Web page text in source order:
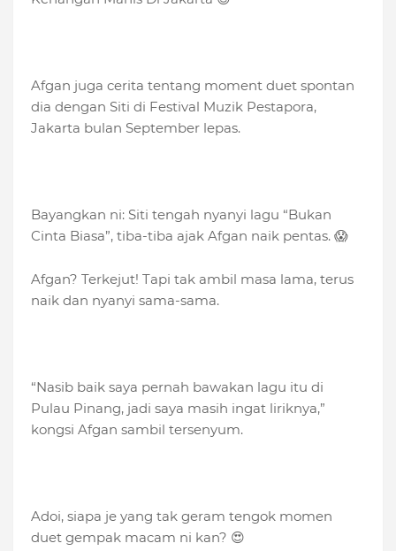
Afgan juga cerita tentang moment duet spontan
dia dengan Siti di Festival Muzik Pestapora,
Jakarta bulan September lepas.
Bayangkan ni: Siti tengah nyanyi lagu “Bukan
Cinta Biasa”, tiba-tiba ajak Afgan naik pentas. 😱
Afgan? Terkejut! Tapi tak ambil masa lama, terus
naik dan nyanyi sama-sama.
“Nasib baik saya pernah bawakan lagu itu di
Pulau Pinang, jadi saya masih ingat liriknya,”
kongsi Afgan sambil tersenyum.
Adoi, siapa je yang tak geram tengok momen
duet gempak macam ni kan? 😍